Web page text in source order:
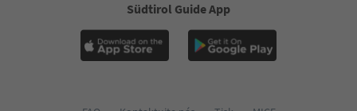
Südtirol Guide App